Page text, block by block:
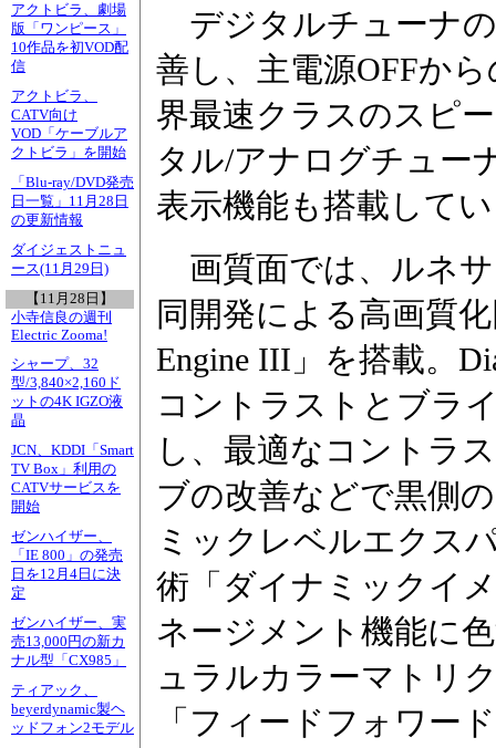
アクトビラ、劇場
版「ワンピース」
10作品を初VOD配
信
アクトビラ、
CATV向け
VOD「ケーブルア
クトビラ」を開始
「Blu-ray/DVD発売
日一覧」11月28日
の更新情報
ダイジェストニュ
ース(11月29日)
【11月28日】
小寺信良の週刊
Electric Zooma!
シャープ、32
型/3,840×2,160ド
ットの4K IGZO液
晶
JCN、KDDI「Smart
TV Box」利用の
CATVサービスを
開始
ゼンハイザー、
「IE 800」の発売
日を12月4日に決
定
ゼンハイザー、実
売13,000円の新カ
ナル型「CX985」
ティアック、
beyerdynamic製ヘ
ッドフォン2モデル
デジタルチューナ
善し、主電源OFFか
界最速クラスのスピ
タル/アナログチュー
表示機能も搭載して
画質面では、ルネ
同開発による高画質
Engine III」を搭載。
コントラストとブラ
し、最適なコントラ
ブの改善などで黒側
ミックレベルエクス
術「ダイナミックイ
ネージメント機能に
ュラルカラーマトリ
「フィードフォワー